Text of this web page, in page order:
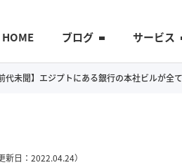
HOME ブログ サービス
未聞】エジプトにある銀行の本社ビルが全
新日： 2022.04.24）